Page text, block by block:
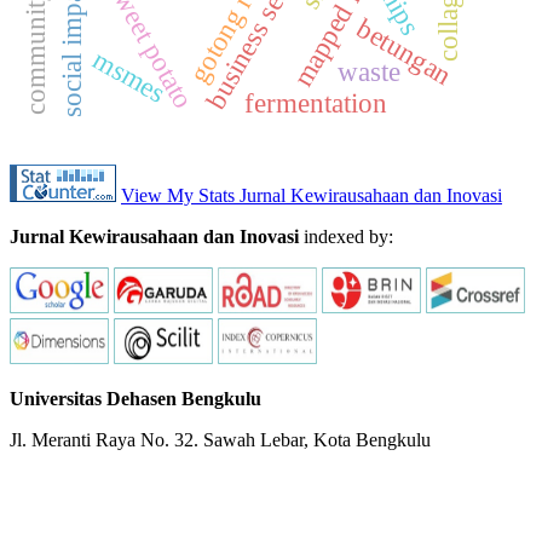
betungan
fermentation
collage
social impactmsmes waste
View My Stats Jurnal Kewirausahaan dan Inovasi
Jurnal Kewirausahaan dan Inovasi indexed by:
Universitas Dehasen Bengkulu
Jl. Meranti Raya No. 32. Sawah Lebar, Kota Bengkulu